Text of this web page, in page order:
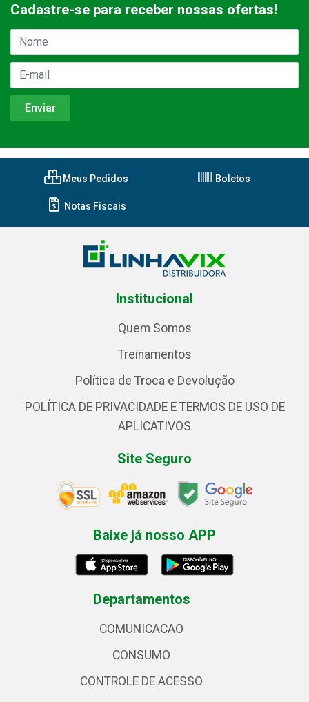
Cadastre-se para receber nossas ofertas!
Meus Pedidos Boletos
Notas Fiscais
Institucional
Quem Somos
Treinamentos
Política de Troca e Devolução
POLÍTICA DE PRIVACIDADE E TERMOS DE USO DE
APLICATIVOS
Site Seguro
Baixe já nosso APP
Departamentos
COMUNICACAO
CONSUMO
CONTROLE DE ACESSO